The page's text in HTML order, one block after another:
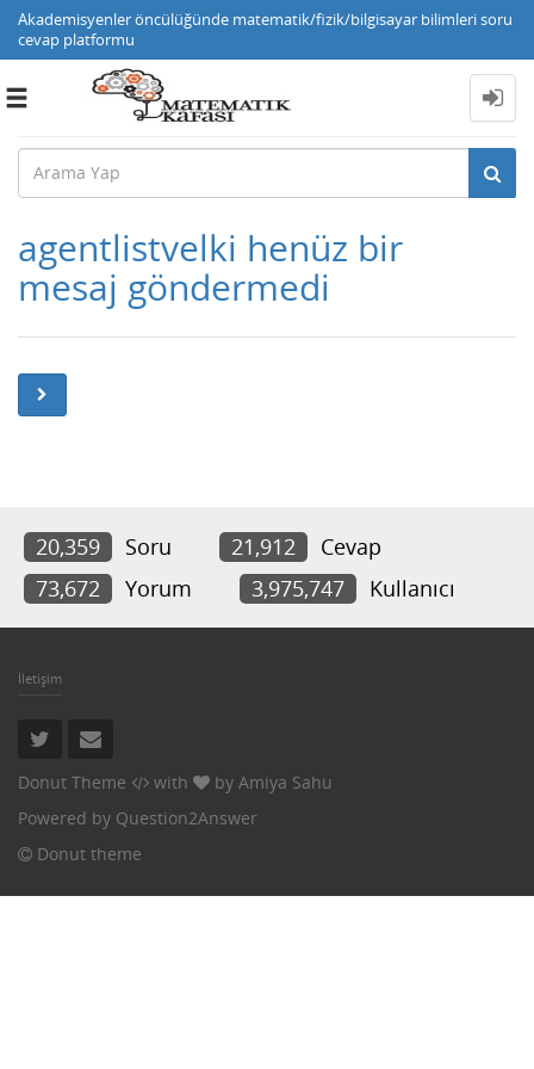
Akademisyenler öncülüğünde matematik/fizik/bilgisayar bilimleri soru
cevap platformu
Toggle
agentlistvelki henüz bir
mesaj göndermedi
20,359 Soru 21,912
Cevap
73,672
Yorum 3,975,747 Kullanıcı
İletişim
Donut Theme with by Amiya Sahu
Powered by Question2Answer
Donut theme